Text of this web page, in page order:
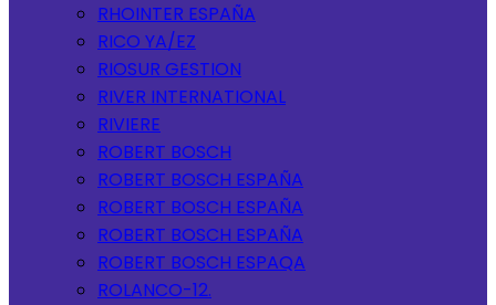
RHOINTER ESPAÑA
RICO YA/EZ
RIOSUR GESTION
RIVER INTERNATIONAL
RIVIERE
ROBERT BOSCH
ROBERT BOSCH ESPAÑA
ROBERT BOSCH ESPAÑA
ROBERT BOSCH ESPAÑA
ROBERT BOSCH ESPAQA
ROLANCO-12.